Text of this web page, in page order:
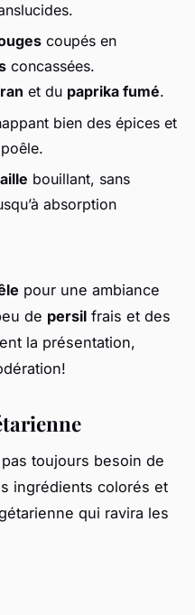
coupés en
concassées.
et du paprika fumé.
bien des épices et
bouillant, sans
absorption
pour une ambiance
de persil frais et des
la présentation,
pas toujours besoin de
ingrédients colorés et
qui ravira les